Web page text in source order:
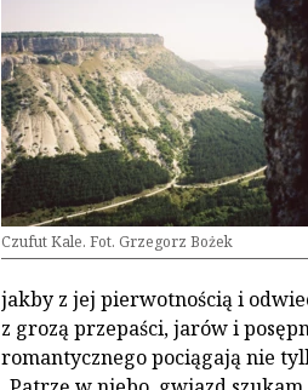
Czufut Kale. Fot. Grzegorz Bożek
jakby z jej pierwotnością i
z grozą przepaści, jarów i
romantycznego pociągają nie